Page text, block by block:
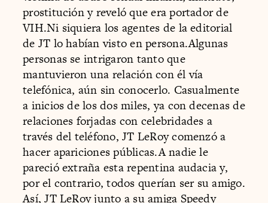
prostitución y reveló que era portador de
VIH.Ni siquiera los agentes de la editorial
de JT lo habían visto en persona.Algunas
personas se intrigaron tanto que
mantuvieron una relación con él vía
telefónica, aún sin conocerlo. Casualmente
a inicios de los dos miles, ya con decenas de
relaciones forjadas con celebridades a
través del teléfono, JT LeRoy comenzó a
hacer apariciones públicas.A nadie le
pareció extraña esta repentina audacia y,
por el contrario, todos querían ser su amigo.
Así, JT LeRoy junto a su amiga Speedy